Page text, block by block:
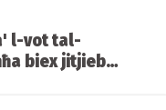
l-vot tal-
biex jitjiebu